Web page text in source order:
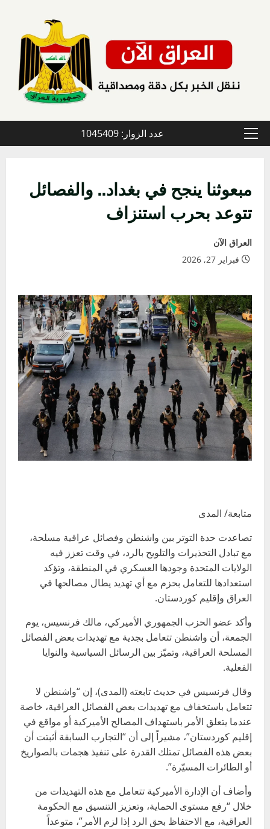
القائمة
عدد الزوار: 1045409
مبعوثنا ينجح في بغداد.. والفصائل
تتوعد بحرب استنزاف
العراق الآن
فبراير 27, 2026
متابعة/ المدى
تصاعدت حدة التوتر بين واشنطن وفصائل عراقية مسلحة،
مع تبادل التحذيرات والتلويح بالرد، في وقت تعزز فيه
الولايات المتحدة وجودها العسكري في المنطقة، وتؤكد
استعدادها للتعامل بحزم مع أي تهديد يطال مصالحها في
العراق وإقليم كوردستان.
وأكد عضو الحزب الجمهوري الأميركي، مالك فرنسيس، يوم
الجمعة، أن واشنطن تتعامل بجدية مع تهديدات بعض الفصائل
المسلحة العراقية، وتميّز بين الرسائل السياسية والنوايا
الفعلية.
وقال فرنسيس في حديث تابعته (المدى)، إن “واشنطن لا
تتعامل باستخفاف مع تهديدات بعض الفصائل العراقية، خاصة
عندما يتعلق الأمر باستهداف المصالح الأميركية أو مواقع في
إقليم كوردستان”، مشيراً إلى أن “التجارب السابقة أثبتت أن
بعض هذه الفصائل تمتلك القدرة على تنفيذ هجمات بالصواريخ
أو الطائرات المسيّرة”.
وأضاف أن الإدارة الأميركية تتعامل مع هذه التهديدات من
خلال “رفع مستوى الحماية، وتعزيز التنسيق مع الحكومة
العراقية، مع الاحتفاظ بحق الرد إذا لزم الأمر”، متوعداً